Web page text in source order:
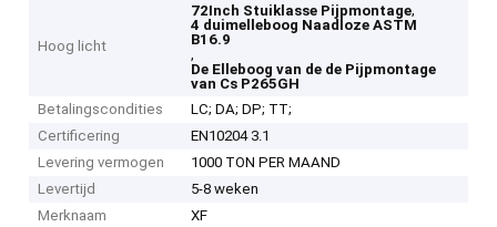
Hoog licht
72Inch Stuiklasse Pijpmontage,
4 duimelleboog Naadloze ASTM
B16.9
,
De Elleboog van de de Pijpmontage
van Cs P265GH
Betalingscondities
LC; DA; DP; TT;
Certificering
EN10204 3.1
Levering vermogen
1000 TON PER MAAND
Levertijd
5-8 weken
Merknaam
XF